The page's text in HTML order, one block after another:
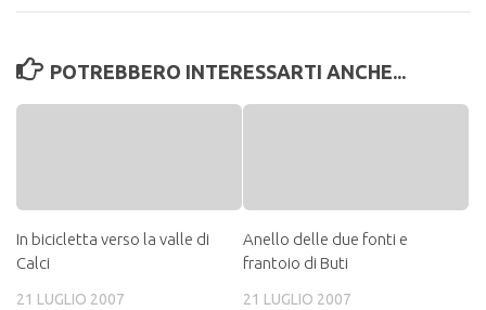
POTREBBERO INTERESSARTI ANCHE...
In bicicletta verso la valle di
Calci
21 LUGLIO 2007
Anello delle due fonti e
frantoio di Buti
21 LUGLIO 2007